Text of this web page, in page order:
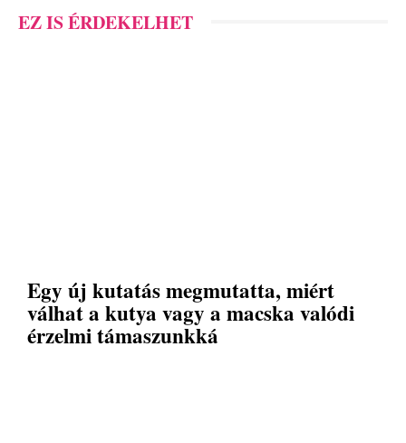
EZ IS ÉRDEKELHET
Egy új kutatás megmutatta, miért
válhat a kutya vagy a macska valódi
érzelmi támaszunkká